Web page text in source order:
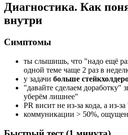
Диагностика. Как
внутри
Симптомы
ты слышишь, что "надо ещё
одной теме чаще 2 раз в
у задачи больше
"давайте сделаем доработку"
уберём лишнее"
PR висит не из-за кода, а из-
коммуникации > 50%,